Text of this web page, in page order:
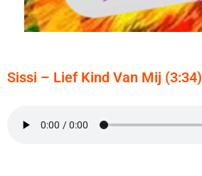
Sissi – Lief Kind Van Mij (3:34)